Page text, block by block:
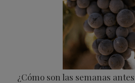
¿Cómo son las semanas